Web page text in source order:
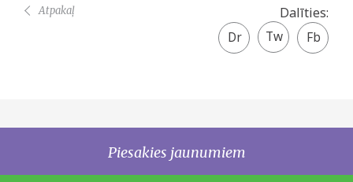
Dalīties:
Facebook
share
Twitter
Atpakaļ
Piesakies jaunumiem